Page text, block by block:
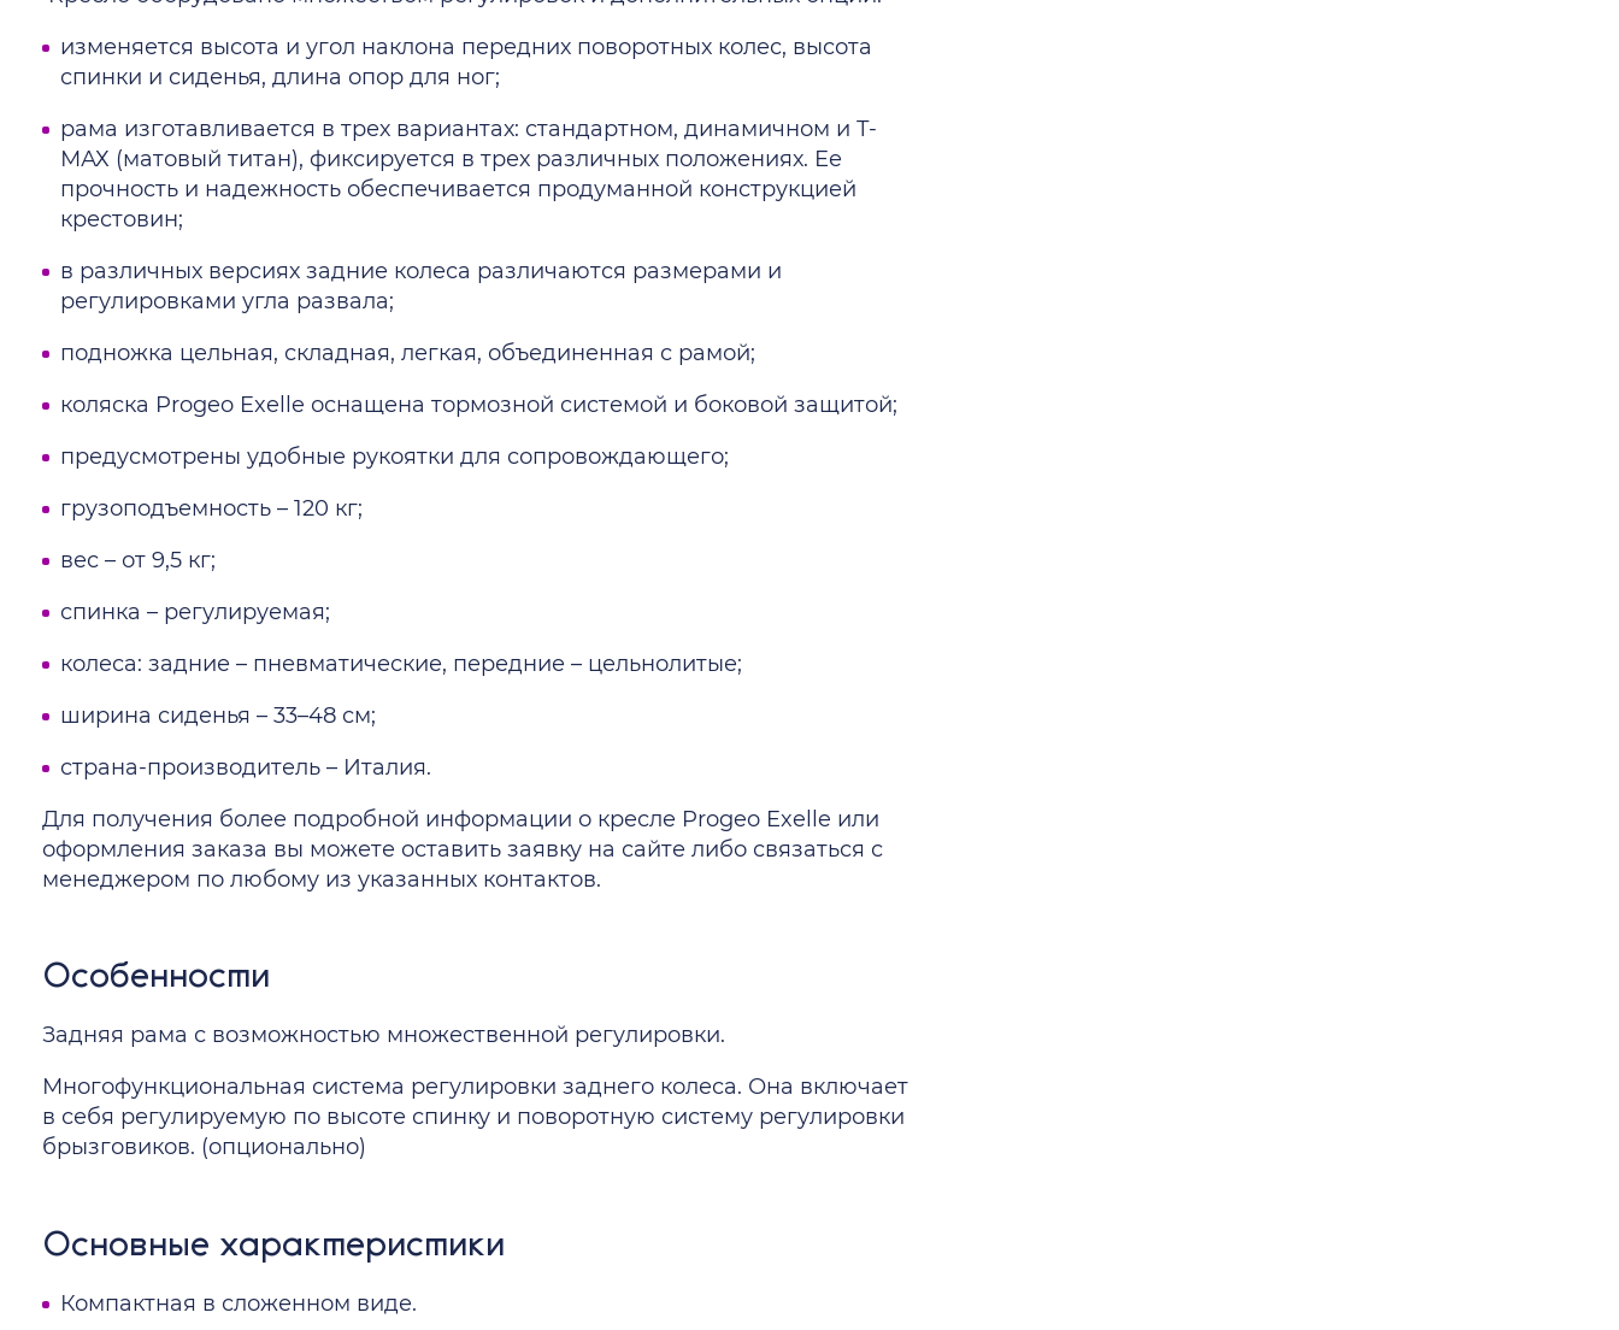
изменяется высота и угол наклона передних поворотных колес, высота
спинки и сиденья, длина опор для ног;
рама изготавливается в трех вариантах: стандартном, динамичном и Т-
МАХ (матовый титан), фиксируется в трех различных положениях. Ее
прочность и надежность обеспечивается продуманной конструкцией
крестовин;
в различных версиях задние колеса различаются размерами и
регулировками угла развала;
подножка цельная, складная, легкая, объединенная с рамой;
коляска Progeo Exelle оснащена тормозной системой и боковой защитой;
предусмотрены удобные рукоятки для сопровождающего;
грузоподъемность – 120 кг;
вес – от 9,5 кг;
спинка – регулируемая;
колеса: задние – пневматические, передние – цельнолитые;
ширина сиденья – 33–48 см;
страна-производитель – Италия.
Для получения более подробной информации о кресле Progeo Exelle или
оформления заказа вы можете оставить заявку на сайте либо связаться с
менеджером по любому из указанных контактов.
Особенности
Задняя рама с возможностью множественной регулировки.
Многофункциональная система регулировки заднего колеса. Она включает
в себя регулируемую по высоте спинку и поворотную систему регулировки
брызговиков. (опционально)
Основные характеристики
Компактная в сложенном виде.